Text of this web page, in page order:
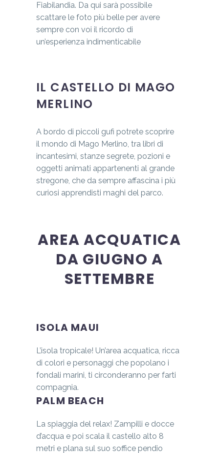
Fiabilandia. Da qui sarà possibile
scattare le foto più belle per avere
sempre con voi il ricordo di
un’esperienza indimenticabile
IL CASTELLO DI MAGO
MERLINO
A bordo di piccoli gufi potrete scoprire
il mondo di Mago Merlino, tra libri di
incantesimi, stanze segrete, pozioni e
oggetti animati appartenenti al grande
stregone, che da sempre affascina i più
curiosi apprendisti maghi del parco.
AREA ACQUATICA
DA GIUGNO A
SETTEMBRE
ISOLA MAUI
L’isola tropicale! Un’area acquatica, ricca
di colori e personaggi che popolano i
fondali marini, ti circonderanno per farti
compagnia.
PALM BEACH
La spiaggia del relax! Zampilli e docce
d’acqua e poi scala il castello alto 8
metri e plana sul suo soffice pendio